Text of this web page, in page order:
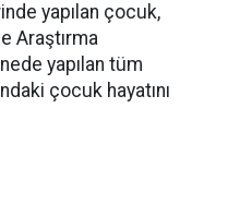
yapılan çocuk,
Araştırma
yapılan tüm
çocuk hayatını